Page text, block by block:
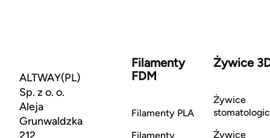
ALTWAY(PL)
Sp. z o. o.
Aleja
Grunwaldzka
Filamenty
FDM
Filamenty PLA
Filamenty
Żywice
Żywice
Żywice